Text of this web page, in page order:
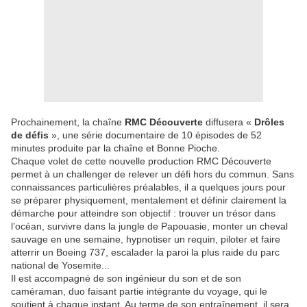
Prochainement, la chaîne RMC Découverte diffusera « Drôles
de défis », une série documentaire de 10 épisodes de 52
minutes produite par la chaîne et Bonne Pioche.
Chaque volet de cette nouvelle production RMC Découverte
permet à un challenger de relever un défi hors du commun. Sans
connaissances particulières préalables, il a quelques jours pour
se préparer physiquement, mentalement et définir clairement la
démarche pour atteindre son objectif : trouver un trésor dans
l’océan, survivre dans la jungle de Papouasie, monter un cheval
sauvage en une semaine, hypnotiser un requin, piloter et faire
atterrir un Boeing 737, escalader la paroi la plus raide du parc
national de Yosemite...
Il est accompagné de son ingénieur du son et de son
caméraman, duo faisant partie intégrante du voyage, qui le
soutient à chaque instant. Au terme de son entraînement, il sera